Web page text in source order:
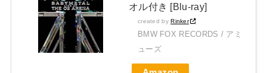
オル付き [Blu-ray]
created byRinker
BMW FOX RECORDS / アミ
ューズ